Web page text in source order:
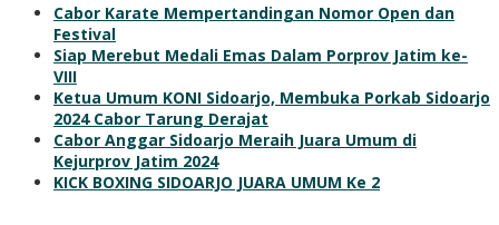
Cabor Karate Mempertandingan Nomor Open dan
Festival
Siap Merebut Medali Emas Dalam Porprov Jatim ke-
VIII
Ketua Umum KONI Sidoarjo, Membuka Porkab Sidoarjo
2024 Cabor Tarung Derajat
Cabor Anggar Sidoarjo Meraih Juara Umum di
Kejurprov Jatim 2024
KICK BOXING SIDOARJO JUARA UMUM Ke 2